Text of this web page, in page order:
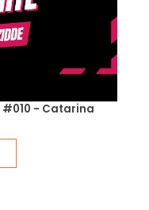
#010 - Catarina